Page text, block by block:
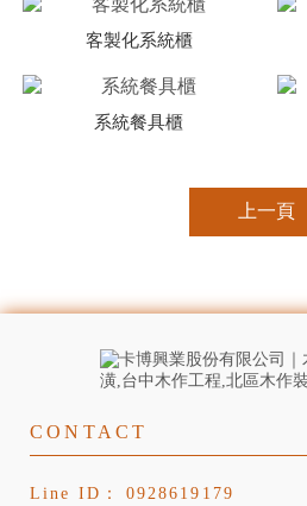
客製化系統櫃
系統餐具櫃
上一頁
0928619179